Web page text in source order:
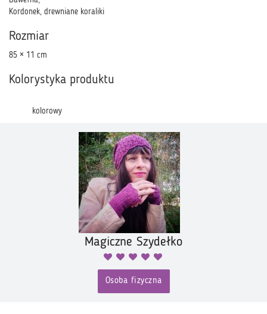
Kordonek, drewniane koraliki
Rozmiar
85 × 11 cm
Kolorystyka produktu
kolorowy
Magiczne Szydełko
Osoba fizyczna